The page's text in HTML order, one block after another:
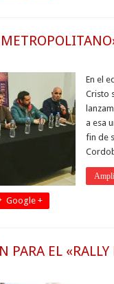
En el
Cristo
a esa
fin de
Google +
PARA EL